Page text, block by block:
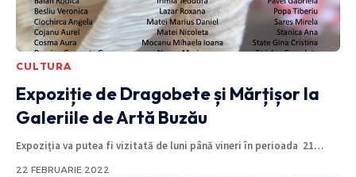
CULTURA
Expoziție de Dragobete și Mărțișor la
Galeriile de Artă Buzău
Expoziția va putea fi vizitată de luni până vineri în perioada 21…
22 FEBRUARIE 2022